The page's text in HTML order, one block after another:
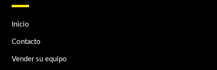
Inicio
Contacto
Vender su equipo